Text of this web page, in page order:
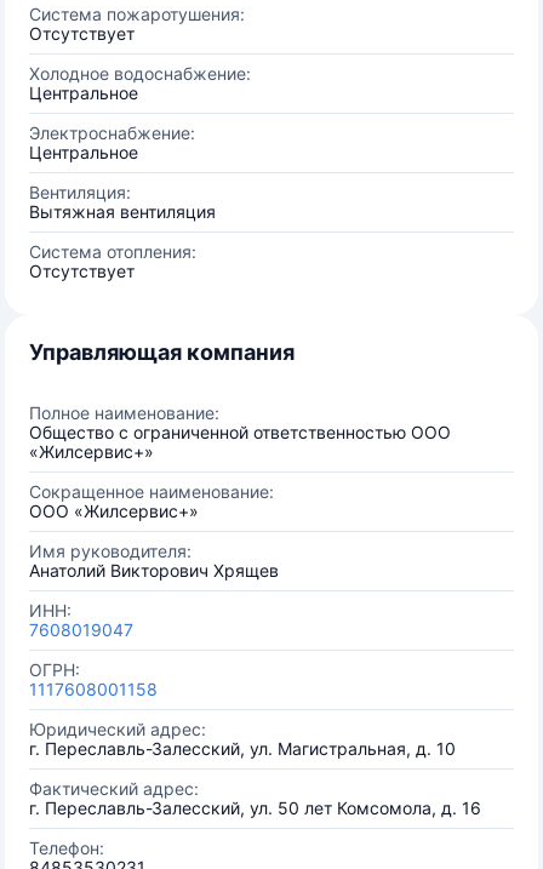
Система пожаротушения:
Отсутствует
Холодное водоснабжение:
Центральное
Электроснабжение:
Центральное
Вентиляция:
Вытяжная вентиляция
Система отопления:
Отсутствует
Управляющая компания
Полное наименование:
Общество с ограниченной ответственностью ООО
«Жилсервис+»
Сокращенное наименование:
ООО «Жилсервис+»
Имя руководителя:
Анатолий Викторович Хрящев
ИНН:
7608019047
ОГРН:
1117608001158
Юридический адрес:
г. Переславль-Залесский, ул. Магистральная, д. 10
Фактический адрес:
г. Переславль-Залесский, ул. 50 лет Комсомола, д. 16
Телефон: